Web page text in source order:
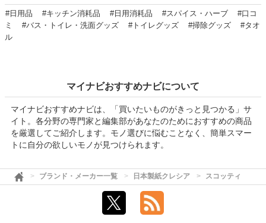
#日用品 #キッチン消耗品 #日用消耗品 #スパイス・ハーブ
#口コ
ミ
#バス・トイレ・洗面グッズ #トイレグッズ #掃除グッズ
#タオ
ル
マイナビおすすめナビについて
マイナビおすすめナビは、「買いたいものがきっと見つかる」サ
イト。各分野の専門家と編集部があなたのためにおすすめの商品
を厳選してご紹介します。モノ選びに悩むことなく、簡単スマー
トに自分の欲しいモノが見つけられます。
ブランド・メーカー一覧 日本製紙クレシア スコッティ